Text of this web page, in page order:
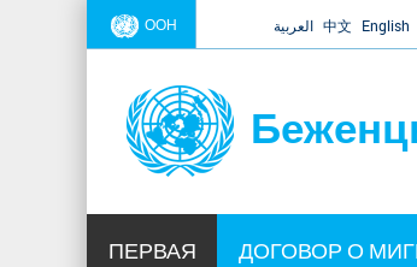
ООН العربية 中文 English
ПЕРВАЯ ДОГОВОР О